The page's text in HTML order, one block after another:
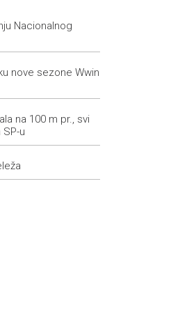
Nacionalnog
nove sezone Wwin
na 100 m pr., svi
u